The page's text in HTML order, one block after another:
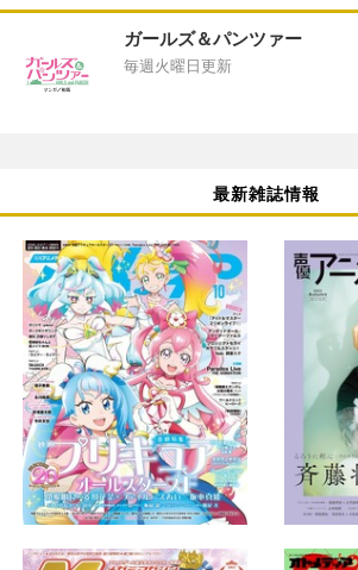
ガールズ＆パンツァー
毎週火曜日更新
最新雑誌情報